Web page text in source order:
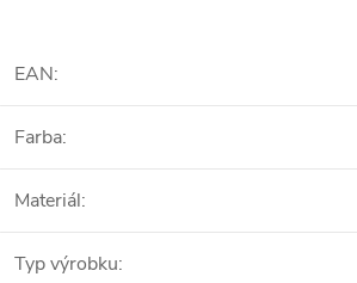
EAN:
Farba:
Materiál:
Typ výrobku: